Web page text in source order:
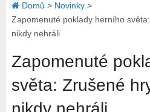
Domů > Novinky>
Zapomenuté poklady herního
nikdy nehráli
Zapomenuté
světa: Zrušené